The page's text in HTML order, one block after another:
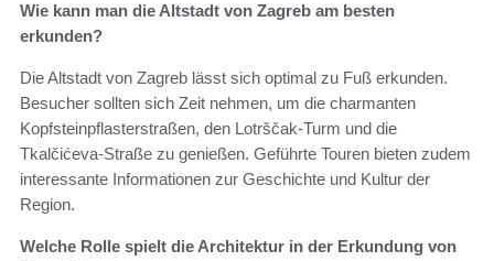
Wie kann man die Altstadt von Zagreb am besten
erkunden?
Die Altstadt von Zagreb lässt sich optimal zu Fuß erkunden.
Besucher sollten sich Zeit nehmen, um die charmanten
Kopfsteinpflasterstraßen, den Lotrščak-Turm und die
Tkalčićeva-Straße zu genießen. Geführte Touren bieten zudem
interessante Informationen zur Geschichte und Kultur der
Region.
Welche Rolle spielt die Architektur in der Erkundung von